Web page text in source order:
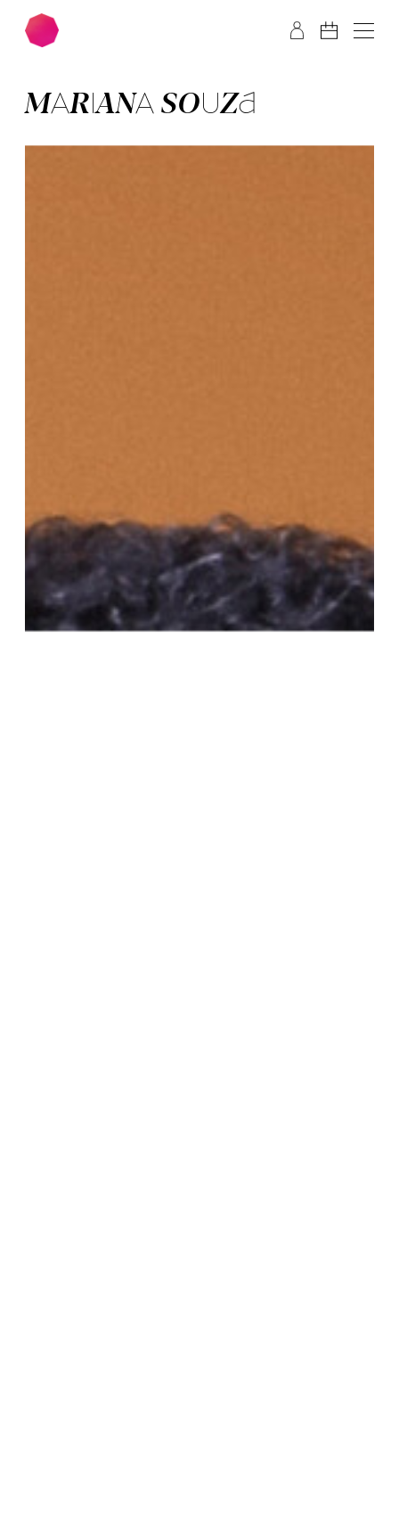
Zum Hauptinhalt springen Zum Footer springen
MA­RI­ANA SOU­ZA